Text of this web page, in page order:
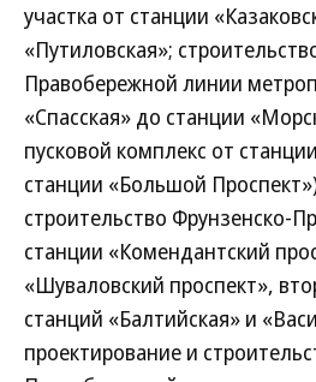
участка от станции
«Путиловская»;
Правобережной линии
«Спасская» до станции
пусковой комплекс от
станции «Большой
строительство Фрунзенско-
станции «Комендантский
«Шуваловский проспект»,
станций «Балтийская» и
проектирование и